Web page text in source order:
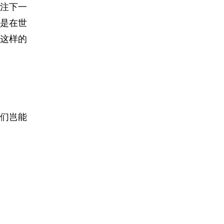
下一
在世
样的
岂能